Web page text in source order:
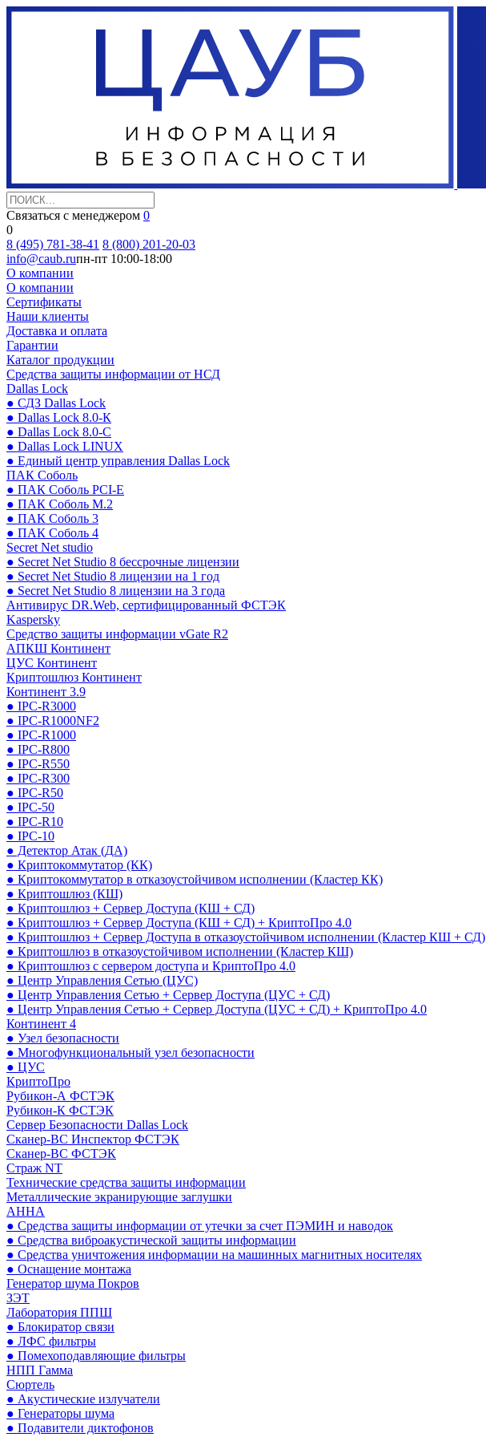
Связаться с менеджером 0
0
8 (495) 781-38-41 8 (800) 201-20-03
info@caub.ruпн-пт 10:00-18:00
О компании
О компании
Сертификаты
Наши клиенты
Доставка и оплата
Гарантии
Каталог продукции
Средства защиты информации от НСД
Dallas Lock
● СДЗ Dallas Lock
● Dallas Lock 8.0-К
● Dallas Lock 8.0-С
● Dallas Lock LINUX
● Единый центр управления Dallas Lock
ПАК Соболь
● ПАК Соболь PCI-E
● ПАК Соболь М.2
● ПАК Соболь 3
● ПАК Соболь 4
Secret Net studio
● Secret Net Studio 8 бессрочные лицензии
● Secret Net Studio 8 лицензии на 1 год
● Secret Net Studio 8 лицензии на 3 года
Антивирус DR.Web, сертифицированный ФСТЭК
Kaspersky
Средство защиты информации vGate R2
АПКШ Континент
ЦУС Континент
Криптошлюз Континент
Континент 3.9
● IPC-R3000
● IPC-R1000NF2
● IPC-R1000
● IPC-R800
● IPC-R550
● IPC-R300
● IPC-R50
● IPC-50
● IPC-R10
● IPC-10
● Детектор Атак (ДА)
● Криптокоммутатор (КК)
● Криптокоммутатор в отказоустойчивом исполнении (Кластер КК)
● Криптошлюз (КШ)
● Криптошлюз + Сервер Доступа (КШ + СД)
● Криптошлюз + Сервер Доступа (КШ + СД) + КриптоПро 4.0
● Криптошлюз + Сервер Доступа в отказоустойчивом исполнении (Кластер КШ + СД)
● Криптошлюз в отказоустойчивом исполнении (Кластер КШ)
● Криптошлюз с сервером доступа и КриптоПро 4.0
● Центр Управления Сетью (ЦУС)
● Центр Управления Сетью + Сервер Доступа (ЦУС + СД)
● Центр Управления Сетью + Сервер Доступа (ЦУС + СД) + КриптоПро 4.0
Континент 4
● Узел безопасности
● Многофункциональный узел безопасности
● ЦУС
КриптоПро
Рубикон-А ФСТЭК
Рубикон-К ФСТЭК
Сервер Безопасности Dallas Lock
Сканер-ВС Инспектор ФСТЭК
Сканер-ВС ФСТЭК
Страж NT
Технические средства защиты информации
Металлические экранирующие заглушки
АННА
● Средства защиты информации от утечки за счет ПЭМИН и наводок
● Средства виброакустической защиты информации
● Средства уничтожения информации на машинных магнитных носителях
● Оснащение монтажа
Генератор шума Покров
ЗЭТ
Лаборатория ППШ
● Блокиратор связи
● ЛФС фильтры
● Помехоподавляющие фильтры
НПП Гамма
Сюртель
● Акустические излучатели
● Генераторы шума
● Подавители диктофонов